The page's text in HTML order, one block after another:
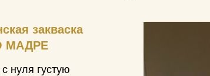
закваска
МАДРЕ
нуля густую